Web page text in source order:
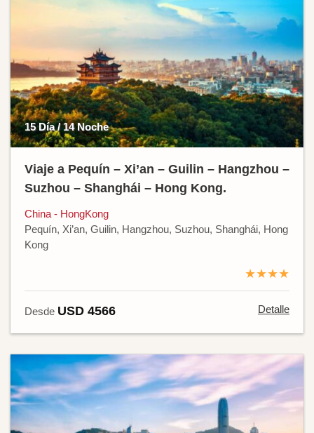
15 Día / 14 Noche
Viaje a Pequín – Xi’an – Guilin – Hangzhou –
Suzhou – Shanghái – Hong Kong.
China - HongKong
Pequín, Xi’an, Guilin, Hangzhou, Suzhou, Shanghái, Hong
Kong
★★★★
Desde USD 4566 Detalle